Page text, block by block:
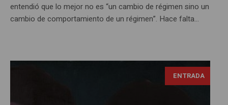
entendió que lo mejor no es “un cambio de régimen sino un
cambio de comportamiento de un régimen”. Hace falta...
ENTRADA